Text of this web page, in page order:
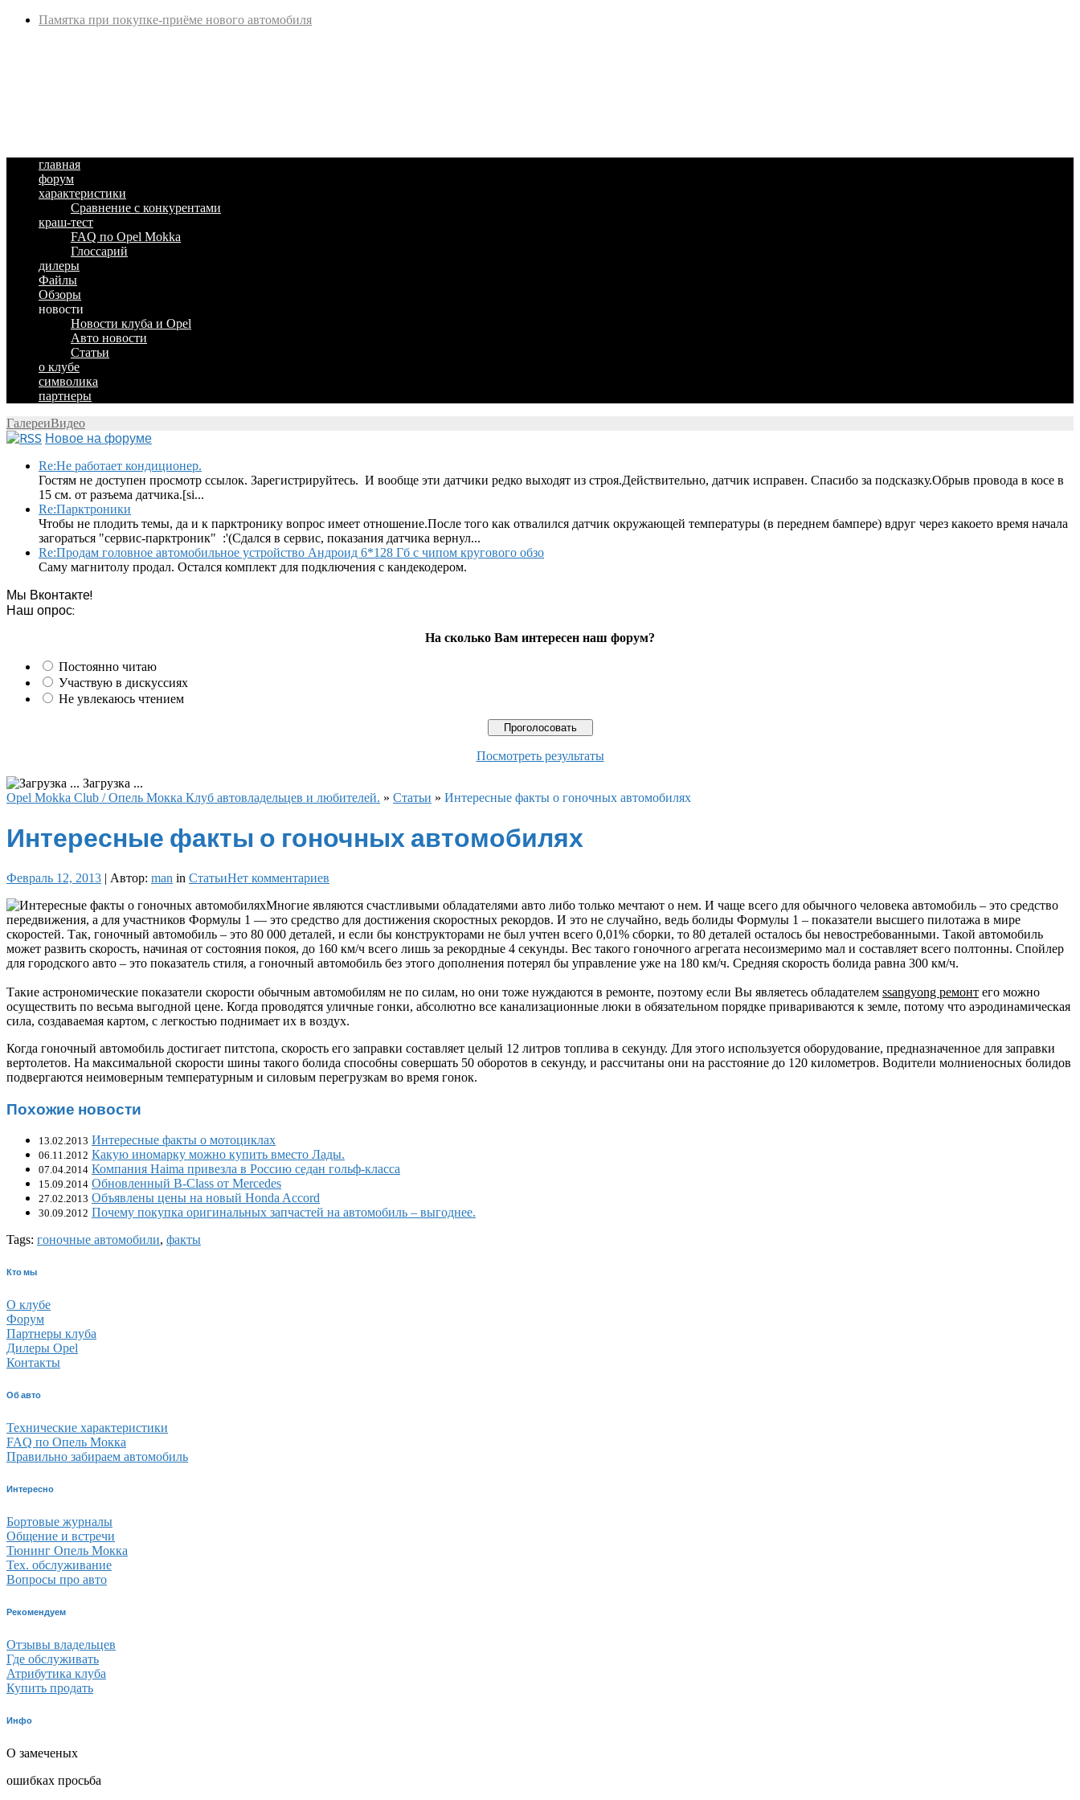
Памятка при покупке-приёме нового автомобиля
главная
форум
характеристики
Сравнение с конкурентами
краш-тест
FAQ по Opel Mokka
Глоссарий
дилеры
Файлы
Обзоры
новости
Новости клуба и Opel
Авто новости
Статьи
о клубе
символика
партнеры
ГалереиВидео
Новое на форуме
Re:Не работает кондиционер.
Гостям не доступен просмотр ссылок. Зарегистрируйтесь. И вообще эти датчики редко выходят из строя.Действительно, датчик исправен. Спасибо за подсказку.Обрыв провода в косе в
15 см. от разъема датчика.[si...
Re:Парктроники
Чтобы не плодить темы, да и к парктронику вопрос имеет отношение.После того как отвалился датчик окружающей температуры (в переднем бампере) вдруг через какоето время начала
загораться "сервис-парктроник" :'(Сдался в сервис, показания датчика вернул...
Re:Продам головное автомобильное устройство Андроид 6*128 Гб с чипом кругового обзо
Саму магнитолу продал. Остался комплект для подключения с кандекодером.
Мы Вконтакте!
Наш опрос:
На сколько Вам интересен наш форум?
Постоянно читаю
Участвую в дискуссиях
Не увлекаюсь чтением
Посмотреть результаты
Загрузка ...
Opel Mokka Club / Опель Мокка Клуб автовладельцев и любителей. » Статьи » Интересные факты о гоночных автомобилях
Интересные факты о гоночных автомобилях
Февраль 12, 2013 | Автор: man in СтатьиНет комментариев
Многие являются счастливыми обладателями авто либо только мечтают о нем. И чаще всего для обычного человека автомобиль – это средство
передвижения, а для участников Формулы 1 — это средство для достижения скоростных рекордов. И это не случайно, ведь болиды Формулы 1 – показатели высшего пилотажа в мире
скоростей. Так, гоночный автомобиль – это 80 000 деталей, и если бы конструкторами не был учтен всего 0,01% сборки, то 80 деталей осталось бы невостребованными. Такой автомобиль
может развить скорость, начиная от состояния покоя, до 160 км/ч всего лишь за рекордные 4 секунды. Вес такого гоночного агрегата несоизмеримо мал и составляет всего полтонны. Спойлер
для городского авто – это показатель стиля, а гоночный автомобиль без этого дополнения потерял бы управление уже на 180 км/ч. Средняя скорость болида равна 300 км/ч.
Такие астрономические показатели скорости обычным автомобилям не по силам, но они тоже нуждаются в ремонте, поэтому если Вы являетесь обладателем ssangyong ремонт его можно
осуществить по весьма выгодной цене. Когда проводятся уличные гонки, абсолютно все канализационные люки в обязательном порядке привариваются к земле, потому что аэродинамическая
сила, создаваемая картом, с легкостью поднимает их в воздух.
Когда гоночный автомобиль достигает питстопа, скорость его заправки составляет целый 12 литров топлива в секунду. Для этого используется оборудование, предназначенное для заправки
вертолетов. На максимальной скорости шины такого болида способны совершать 50 оборотов в секунду, и рассчитаны они на расстояние до 120 километров. Водители молниеносных болидов
подвергаются неимоверным температурным и силовым перегрузкам во время гонок.
Похожие новости
13.02.2013 Интересные факты о мотоциклах
06.11.2012 Какую иномарку можно купить вместо Лады.
07.04.2014 Компания Haima привезла в Россию седан гольф-класса
15.09.2014 Обновленный B-Class от Mercedes
27.02.2013 Объявлены цены на новый Honda Accord
30.09.2012 Почему покупка оригинальных запчастей на автомобиль – выгоднее.
Tags: гоночные автомобили, факты
Кто мы
О клубе
Форум
Партнеры клуба
Дилеры Opel
Контакты
Об авто
Технические характеристики
FAQ по Опель Мокка
Правильно забираем автомобиль
Интересно
Бортовые журналы
Общение и встречи
Тюнинг Опель Мокка
Тех. обслуживание
Вопросы про авто
Рекомендуем
Отзывы владельцев
Где обслуживать
Атрибутика клуба
Купить продать
Инфо
О замеченых
ошибках просьба